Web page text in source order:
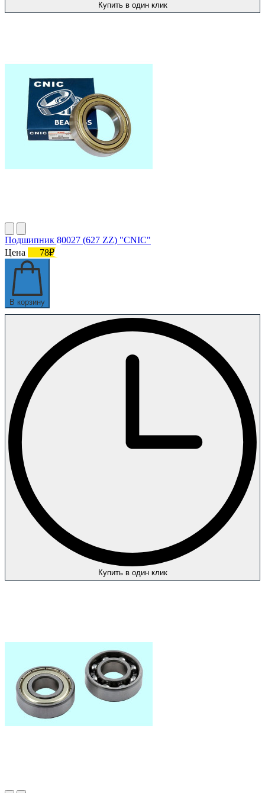
Купить в один клик
Подшипник 80027 (627 ZZ) "CNIC"
Цена
78₽
В корзину
Купить в один клик